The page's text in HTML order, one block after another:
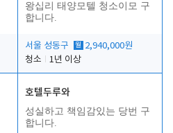
왕십리 태양모텔 청소이모 구
합니다.
서울 성동구 월 2,940,000원
청소
1년 이상
호텔두루와
성실하고 책임감있는 당번 구
합니다.